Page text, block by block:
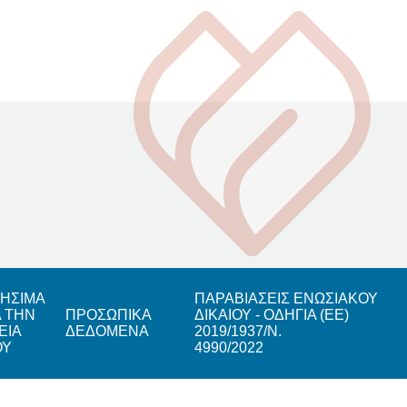
ΤΗΝ
ΠΡΟΣΩΠΙΚΑ
ΔΕΔΟΜΕΝΑ
ΠΑΡΑΒΙΑΣΕΙΣ ΕΝΩΣΙΑΚΟΥ
ΔΙΚΑΙΟΥ - ΟΔΗΓΙΑ (ΕΕ)
2019/1937/Ν.
4990/2022